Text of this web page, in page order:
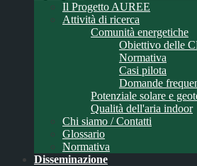
Il Progetto AUREE
Attività di ricerca
Comunità energetiche
Obiettivo delle
Normativa
Casi pilota
Domande
Potenziale solare e
Qualità dell'aria indoor
Chi siamo / Contatti
Glossario
Normativa
Disseminazione